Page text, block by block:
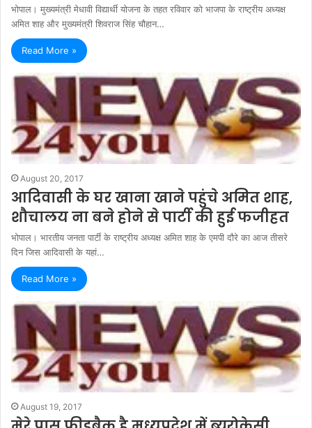
भोपाल। मुख्यमंत्री मेधावी विद्यार्थी योजना के तहत रविवार को भाजपा के राष्ट्रीय अध्यक्ष
अमित शाह और मुख्यमंत्री शिवराज सिंह चौहान…
Read More »
August 20, 2017
आदिवासी के घर खाना खाने पहुंचे अमित शाह,
शौचालय ना बने होने से पार्टी की हुई फजीहत
भोपाल। भारतीय जनता पार्टी के राष्ट्रीय अध्यक्ष अमित शाह के एमपी दौरे का आज तीसरे
दिन जिस आदिवासी के यहां…
Read More »
August 19, 2017